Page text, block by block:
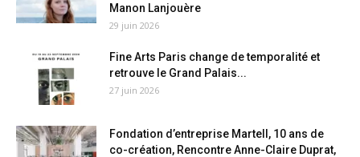
Manon Lanjouère
29 juin 2026
Fine Arts Paris change de temporalité et
retrouve le Grand Palais...
27 juin 2026
Fondation d’entreprise Martell, 10 ans de
co-création, Rencontre Anne-Claire Duprat,